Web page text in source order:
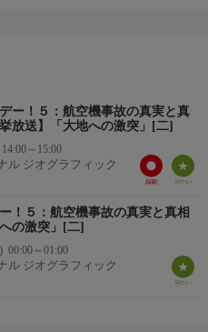
フォートワース国際空港への着
た。前方の雷雨の中に入ったか
地面に叩き付けられ、１３６名
模で急激な下降風）に関する科
デー！５：航空機事故の真実と真
放送】「大地への激突」[二]
14:00～15:00
ル ジオグラフィック
！５：航空機事故の真実と真相
への激突」[二]
00:00～01:00
ル ジオグラフィック